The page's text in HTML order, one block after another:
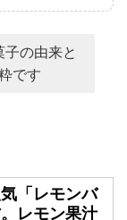
の由来と
です
「レモンバ
レモン果汁